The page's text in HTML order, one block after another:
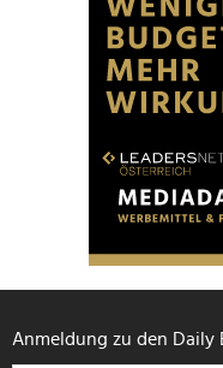
Anmeldung zu den Daily